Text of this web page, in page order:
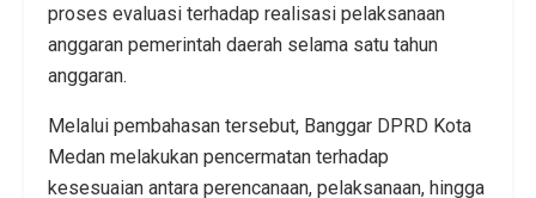
proses evaluasi terhadap realisasi pelaksanaan
anggaran pemerintah daerah selama satu tahun
anggaran.
Melalui pembahasan tersebut, Banggar DPRD Kota
Medan melakukan pencermatan terhadap
kesesuaian antara perencanaan, pelaksanaan, hingga